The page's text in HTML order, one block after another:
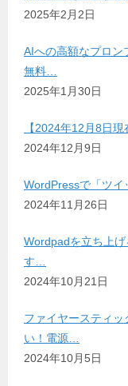
2025年2月2日
AIへの高額なプロン
無料…
2025年1月30日
【2024年12月8日
2024年12月9日
WordPressで「ツイ
2024年11月26日
Wordpadを立ち上
す…
2024年10月21日
ファイヤースティ
い！電源…
2024年10月5日